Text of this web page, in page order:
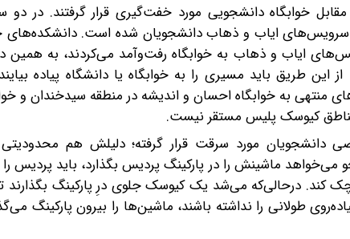
خوابگاه دانشجویی مورد خفت‌گیری قرار گرفتند. در دو
ایاب و ذهاب دانشجویان شده است. دانشکده‌های
ایاب و ذهاب به خوابگاه رفت‌و‌‌‌آمد می‌کردند، به همین
این طریق باید مسیری را به خوابگاه یا دانشگاه پیاده
منتهی به خوابگاه احسان و اندیشه در منطقه سیدخندان و
مناطق کیوسک پلیس مستقر نیست.
دانشجویان مورد سرقت قرار گرفته؛ دلیلش هم
ماشینش را در پارکینگ پردیس بگذارد، باید پردیس را
کند. در‌حالی‌که می‌شد یک کیوسک جلوی درِ پارکینگ بگذارند
طولانی را نداشته باشند، ماشین‌ها را بیرون پارکینگ